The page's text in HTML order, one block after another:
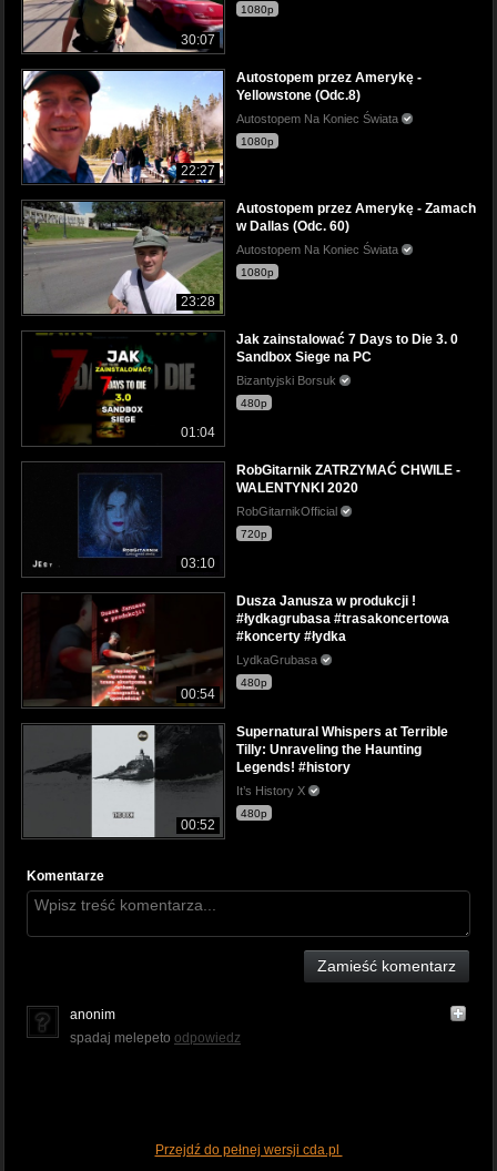
30:07
1080p
22:27
Autostopem przez Amerykę -
Yellowstone (Odc.8)
Autostopem Na Koniec Świata
1080p
23:28
Autostopem przez Amerykę - Zamach
w Dallas (Odc. 60)
Autostopem Na Koniec Świata
1080p
01:04
Jak zainstalować 7 Days to Die 3. 0
Sandbox Siege na PC
Bizantyjski Borsuk
480p
03:10
RobGitarnik ZATRZYMAĆ CHWILE -
WALENTYNKI 2020
RobGitarnikOfficial
720p
00:54
Dusza Janusza w produkcji !
#łydkagrubasa #trasakoncertowa
#koncerty #łydka
LydkaGrubasa
480p
00:52
Supernatural Whispers at Terrible
Tilly: Unraveling the Haunting
Legends! #history
It’s History X
480p
Komentarze
Zamieść komentarz
anonim
spadaj melepeto odpowiedz
Przejdź do pełnej wersji cda.pl